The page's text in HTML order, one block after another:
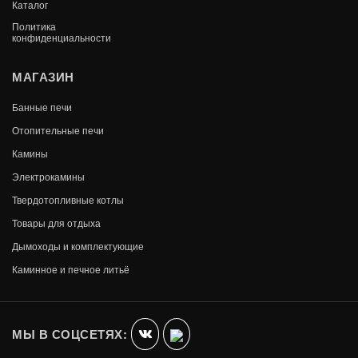
ОТОПИТЕЛЬНАЯ ПЕЧЬ ТОП-МОДЕЛЬ-200
34 970
Каталог
Политика
конфиденциальности
МАГАЗИН
Банные печи
Отопительные печи
Камины
Электрокамины
Твердотопливные котлы
Товары для отдыха
Дымоходы и комплектующие
Каминное и печное литьё
МЫ В СОЦСЕТЯХ: